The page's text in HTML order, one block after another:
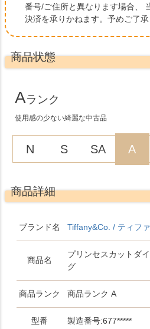
番号/ご住所と異なります場合、
決済を承りかねます。予めご了承
商品状態
Aランク
使用感の少ない綺麗な中古品
N S SA A
商品詳細
ブランド名 Tiffany&Co. / ティフ
商品名
プリンセスカットダ
グ
商品ランク 商品ランク A
型番 製造番号:677*****